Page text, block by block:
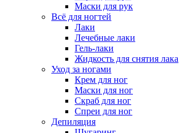
Маски для рук
Всё для ногтей
Лаки
Лечебные лаки
Гель-лаки
Жидкость для снятия лака
Уход за ногами
Крем для ног
Маски для ног
Скраб для ног
Спреи для ног
Депиляция